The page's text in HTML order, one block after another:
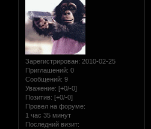
Зарегистрирован: 2010-02-25
Приглашений: 0
Сообщений: 9
Уважение: [+0/-0]
Позитив: [+0/-0]
Провел на форуме:
1 час 35 минут
Последний визит: